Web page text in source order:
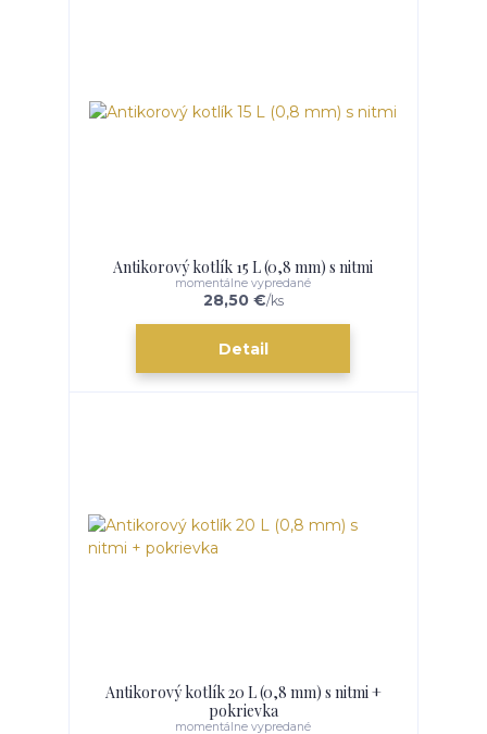
Antikorový kotlík 15 L (0,8 mm) s nitmi
28,50 €/ks
momentálne vypredané
Detail
Antikorový kotlík 20 L (0,8 mm) s nitmi +
pokrievka
momentálne vypredané